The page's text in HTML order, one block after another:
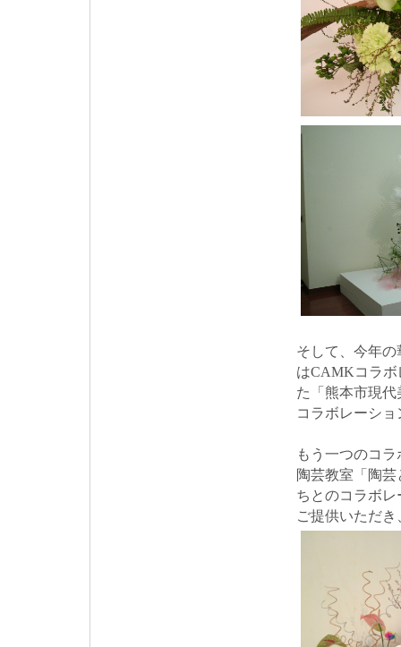
そして、今年
はCAMKコラボ
た「熊本市現
コラボレーシ
もう一つのコ
陶芸教室「陶
ちとのコラボ
ご提供いただ